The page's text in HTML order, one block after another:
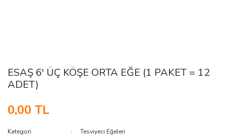
ESAŞ 6' ÜÇ KÖŞE ORTA EĞE (1 PAKET = 12
ADET)
0,00 TL
Kategori
Tesviyeci Eğeleri